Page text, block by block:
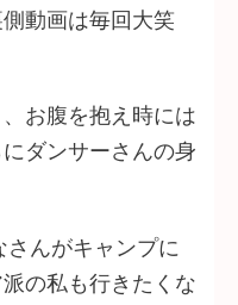
動画は毎回大笑
お腹を抱え時には
ダンサーさんの身
さんがキャンプに
の私も行きたくな